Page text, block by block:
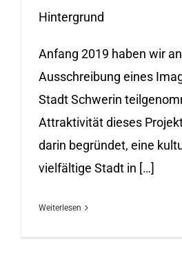
Hintergrund
Anfang 2019 haben wir
Ausschreibung eines
Stadt Schwerin
Attraktivität dieses
darin begründet, eine
vielfältige Stadt in […]
Weiterlesen